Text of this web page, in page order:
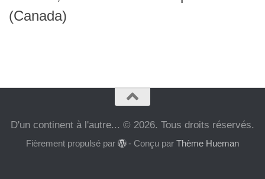
(Canada)
D'un continent à l'autre... © 2026. Tous droits réservés.
Fièrement propulsé par - Conçu parThème Hueman